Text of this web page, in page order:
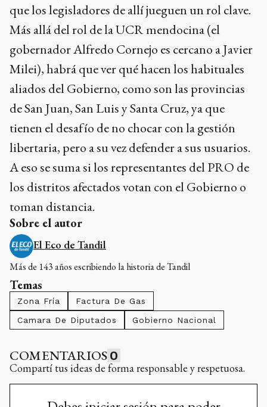
que los legisladores de allí jueguen un rol clave.
Más allá del rol de la UCR mendocina (el
gobernador Alfredo Cornejo es cercano a Javier
Milei), habrá que ver qué hacen los habituales
aliados del Gobierno, como son las provincias
de San Juan, San Luis y Santa Cruz, ya que
tienen el desafío de no chocar con la gestión
libertaria, pero a su vez defender a sus usuarios.
A eso se suma si los representantes del PRO de
los distritos afectados votan con el Gobierno o
toman distancia.
Sobre el autor
El Eco de Tandil
Más de 143 años escribiendo la historia de Tandil
Temas
Zona Fría
Factura De Gas
Camara De Diputados
Gobierno Nacional
COMENTARIOS 0
Compartí tus ideas de forma responsable y respetuosa.